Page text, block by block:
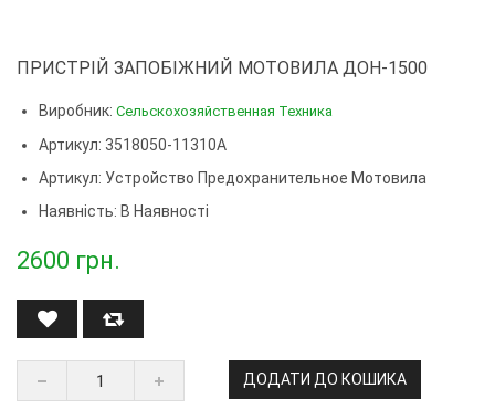
ПРИСТРІЙ ЗАПОБІЖНИЙ МОТОВИЛА ДОН-1500
Виробник: Сельскохозяйственная Техника
Артикул: 3518050-11310А
Артикул: Устройство Предохранительное Мотовила
Наявність: В Наявності
2600 грн.
ДОДАТИ ДО КОШИКА